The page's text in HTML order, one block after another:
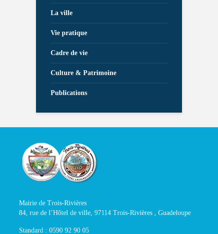
La ville
Vie pratique
Cadre de vie
Culture & Patrimoine
Publications
Mairie de Trois-Rivières
84, rue de l’Hôtel de ville, 97114 Trois-Rivières , Guadeloupe
Standard : 0590 92 90 05